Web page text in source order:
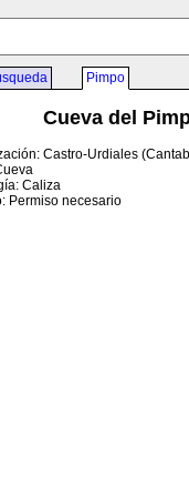
Pimpo
Cueva del
Castro-Urdiales
Caliza
Permiso necesario